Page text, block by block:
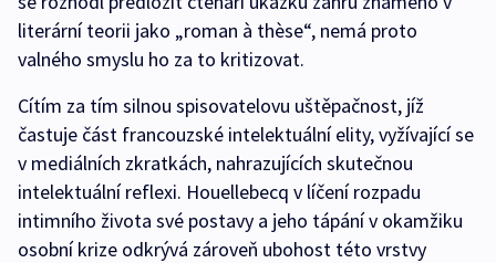
literární teorii jako „roman à thèse“, nemá proto
valného smyslu ho za to kritizovat.
Cítím za tím silnou spisovatelovu uštěpačnost, jíž
častuje část francouzské intelektuální elity, vyžívající se
v mediálních zkratkách, nahrazujících skutečnou
intelektuální reflexi. Houellebecq v líčení rozpadu
intimního života své postavy a jeho tápání v okamžiku
osobní krize odkrývá zároveň ubohost této vrstvy